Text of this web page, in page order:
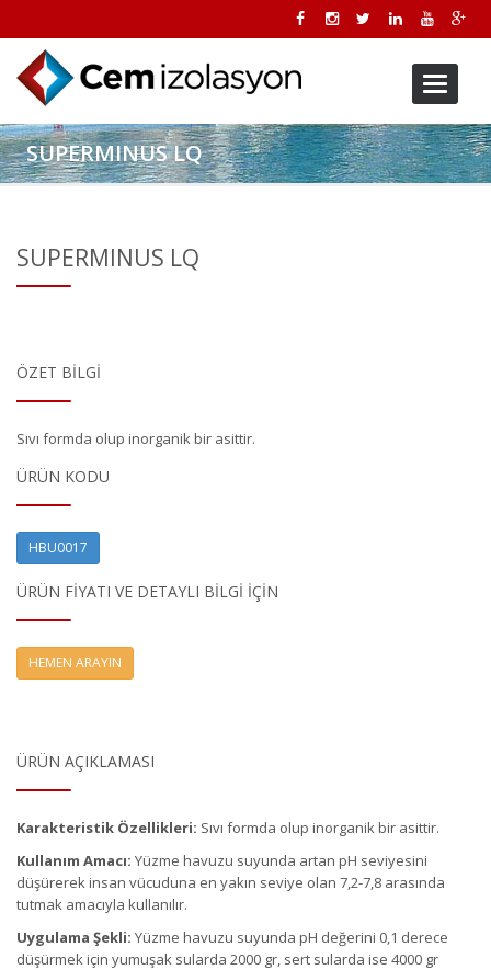
Toggle
SUPERMINUS LQ
SUPERMINUS LQ
ÖZET BILGI
Sıvı formda olup inorganik bir asittir.
ÜRÜN KODU
HBU0017
ÜRÜN FIYATI VE DETAYLI BILGI IÇIN
HEMEN ARAYIN
ÜRÜN AÇIKLAMASI
Karakteristik Özellikleri: Sıvı formda olup inorganik bir asittir.
Kullanım Amacı: Yüzme havuzu suyunda artan pH seviyesini
düşürerek insan vücuduna en yakın seviye olan 7,2-7,8 arasında
tutmak amacıyla kullanılır.
Uygulama Şekli: Yüzme havuzu suyunda pH değerini 0,1 derece
düşürmek için yumuşak sularda 2000 gr, sert sularda ise 4000 gr